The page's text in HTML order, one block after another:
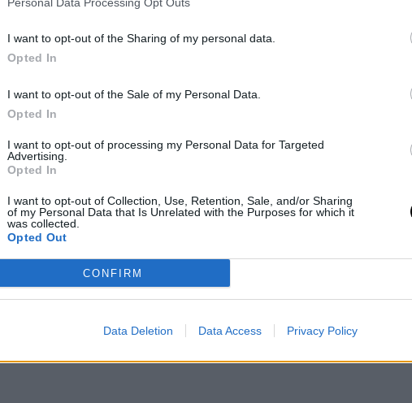
I want to opt-out of the Sharing of my personal data.
Opted In
I want to opt-out of the Sale of my Personal Data.
Opted In
I want to opt-out of processing my Personal Data for Targeted
Advertising.
Opted In
I want to opt-out of Collection, Use, Retention, Sale, and/or Sharing
of my Personal Data that Is Unrelated with the Purposes for which it
was collected.
Opted Out
CONFIRM
Data Deletion Data Access Privacy Policy